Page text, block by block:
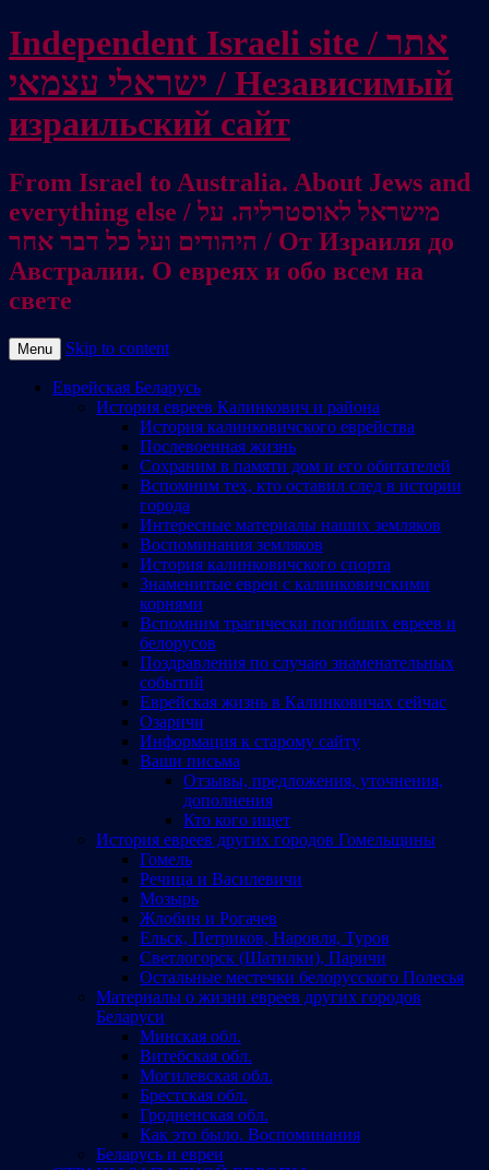
Independent Israeli site / אתר
ישראלי עצמאי / Независимый
израильский сайт
From Israel to Australia. About Jews and
everything else / מישראל לאוסטרליה. על
היהודים ועל כל דבר אחר / От Израиля до
Австралии. О евреях и обо всем на
свете
Menu Skip to content
Еврейская Беларусь
История евреев Калинкович и района
История калинковичского еврейства
Послевоенная жизнь
Сохраним в памяти дом и его обитателей
Вспомним тех, кто оставил след в истории
города
Интересные материалы наших земляков
Воспоминания земляков
История калинковичского спорта
Знаменитые евреи с калинковичскими
корнями
Вспомним трагически погибших евреев и
белорусов
Поздравления по случаю знаменательных
событий
Еврейская жизнь в Калинковичах сейчас
Озаричи
Информация к старому сайту
Ваши письма
Отзывы, предложения, уточнения,
дополнения
Кто кого ищет
История евреев других городов Гомельщины
Гомель
Речица и Василевичи
Мозырь
Жлобин и Рогачев
Ельск, Петриков, Наровля, Туров
Светлогорск (Шатилки), Паричи
Остальные местечки белорусского Полесья
Материалы о жизни евреев других городов
Беларуси
Минская обл.
Витебская обл.
Могилевская обл.
Брестская обл.
Гродненская обл.
Как это было. Воспоминания
Беларусь и евреи